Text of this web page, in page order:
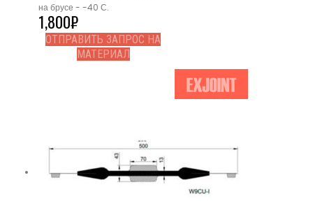
на брусе - -40 С.
1,800₽
ОТПРАВИТЬ ЗАПРОС НА
МАТЕРИАЛ